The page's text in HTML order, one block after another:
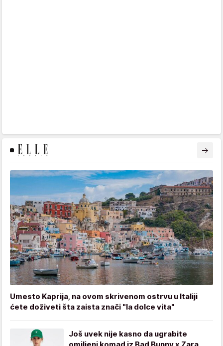
Umesto Kaprija, na ovom skrivenom ostrvu u Italiji
ćete doživeti šta zaista znači "la dolce vita"
Još uvek nije kasno da ugrabite